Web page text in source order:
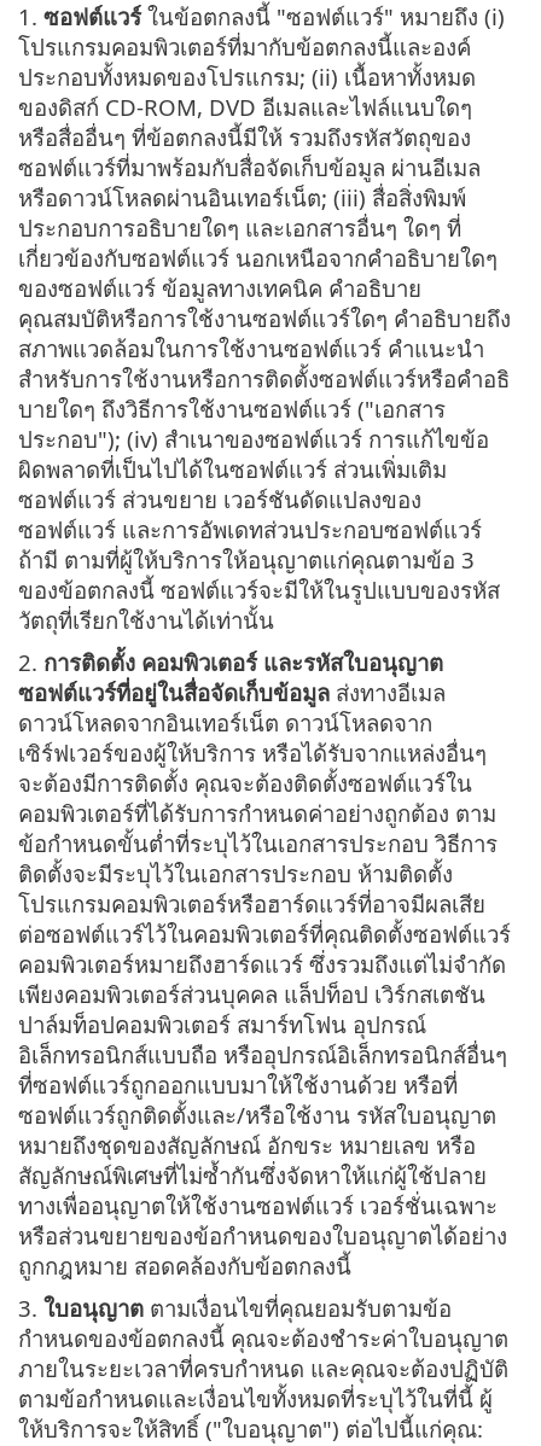
1. ซอฟต์แวร์ในข้อตกลงนี้ "ซอฟต์แวร์" หมายถึง (i)
โปรแกรมคอมพิวเตอร์ที่มากับข้อตกลงนี้และองค์
ประกอบทั้งหมดของโปรแกรม; (ii) เนื้อหาทั้งหมด
ของดิสก์ CD-ROM, DVD อีเมลและไฟล์แนบใดๆ
หรือสื่ออื่นๆ ที่ข้อตกลงนี้มีให้ รวมถึงรหัสวัตถุของ
ซอฟต์แวร์ที่มาพร้อมกับสื่อจัดเก็บข้อมูล ผ่านอีเมล
หรือดาวน์โหลดผ่านอินเทอร์เน็ต; (iii) สื่อสิ่งพิมพ์
ประกอบการอธิบายใดๆ และเอกสารอื่นๆ ใดๆ ที่
เกี่ยวข้องกับซอฟต์แวร์ นอกเหนือจากคำอธิบายใดๆ
ของซอฟต์แวร์ ข้อมูลทางเทคนิค คำอธิบาย
คุณสมบัติหรือการใช้งานซอฟต์แวร์ใดๆ คำอธิบายถึง
สภาพแวดล้อมในการใช้งานซอฟต์แวร์ คำแนะนำ
สำหรับการใช้งานหรือการติดตั้งซอฟต์แวร์หรือคำอธิ
บายใดๆ ถึงวิธีการใช้งานซอฟต์แวร์ ("เอกสาร
ประกอบ"); (iv) สำเนาของซอฟต์แวร์ การแก้ไขข้อ
ผิดพลาดที่เป็นไปได้ในซอฟต์แวร์ ส่วนเพิ่มเติม
ซอฟต์แวร์ ส่วนขยาย เวอร์ชันดัดแปลงของ
ซอฟต์แวร์ และการอัพเดทส่วนประกอบซอฟต์แวร์
ถ้ามี ตามที่ผู้ให้บริการให้อนุญาตแก่คุณตามข้อ 3
ของข้อตกลงนี้ ซอฟต์แวร์จะมีให้ในรูปแบบของรหัส
วัตถุที่เรียกใช้งานได้เท่านั้น
2. การติดตั้ง คอมพิวเตอร์ และรหัสใบอนุญาต
ซอฟต์แวร์ที่อยู่ในสื่อจัดเก็บข้อมูล ส่งทางอีเมล
ดาวน์โหลดจากอินเทอร์เน็ต ดาวน์โหลดจาก
เซิร์ฟเวอร์ของผู้ให้บริการ หรือได้รับจากแหล่งอื่นๆ
จะต้องมีการติดตั้ง คุณจะต้องติดตั้งซอฟต์แวร์ใน
คอมพิวเตอร์ที่ได้รับการกำหนดค่าอย่างถูกต้อง ตาม
ข้อกำหนดขั้นต่ำที่ระบุไว้ในเอกสารประกอบ วิธีการ
ติดตั้งจะมีระบุไว้ในเอกสารประกอบ ห้ามติดตั้ง
โปรแกรมคอมพิวเตอร์หรือฮาร์ดแวร์ที่อาจมีผลเสีย
ต่อซอฟต์แวร์ไว้ในคอมพิวเตอร์ที่คุณติดตั้งซอฟต์แวร์
คอมพิวเตอร์หมายถึงฮาร์ดแวร์ ซึ่งรวมถึงแต่ไม่จำกัด
เพียงคอมพิวเตอร์ส่วนบุคคล แล็ปท็อป เวิร์กสเตชัน
ปาล์มท็อปคอมพิวเตอร์ สมาร์ทโฟน อุปกรณ์
อิเล็กทรอนิกส์แบบถือ หรืออุปกรณ์อิเล็กทรอนิกส์อื่นๆ
ที่ซอฟต์แวร์ถูกออกแบบมาให้ใช้งานด้วย หรือที่
ซอฟต์แวร์ถูกติดตั้งและ/หรือใช้งาน รหัสใบอนุญาต
หมายถึงชุดของสัญลักษณ์ อักขระ หมายเลข หรือ
สัญลักษณ์พิเศษที่ไม่ซ้ำกันซึ่งจัดหาให้แก่ผู้ใช้ปลาย
ทางเพื่ออนุญาตให้ใช้งานซอฟต์แวร์ เวอร์ชั่นเฉพาะ
หรือส่วนขยายของข้อกำหนดของใบอนุญาตได้อย่าง
ถูกกฎหมาย สอดคล้องกับข้อตกลงนี้
3. ใบอนุญาต ตามเงื่อนไขที่คุณยอมรับตามข้อ
กำหนดของข้อตกลงนี้ คุณจะต้องชำระค่าใบอนุญาต
ภายในระยะเวลาที่ครบกำหนด และคุณจะต้องปฏิบัติ
ตามข้อกำหนดและเงื่อนไขทั้งหมดที่ระบุไว้ในที่นี้ ผู้
ให้บริการจะให้สิทธิ์ ("ใบอนุญาต") ต่อไปนี้แก่คุณ: